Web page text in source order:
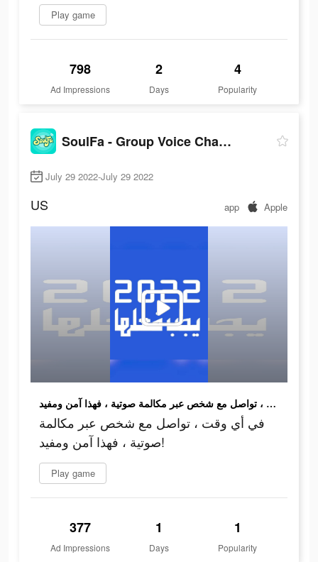
Play game
798
Ad Impressions
2
Days
4
Popularity
SoulFa - Group Voice Chat Room
July 29 2022-July 29 2022
US app Apple
في أي وقت ، تواصل مع شخص عبر مكالمة صوتية ، فهذا آمن ومفيد!
في أي وقت ، تواصل مع شخص عبر مكالمة
صوتية ، فهذا آمن ومفيد!
Play game
377
Ad Impressions
1
Days
1
Popularity